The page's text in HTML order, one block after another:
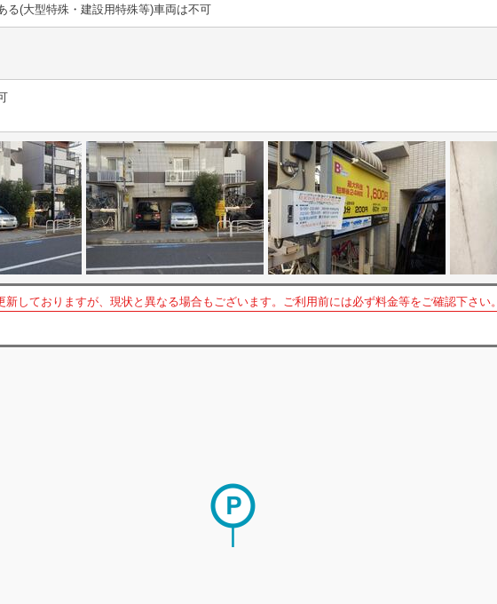
る(大型特殊・建設用特殊等)車両は不可
しておりますが、現状と異なる場合もございます。ご利用前には必ず料金等をご確認下さい。